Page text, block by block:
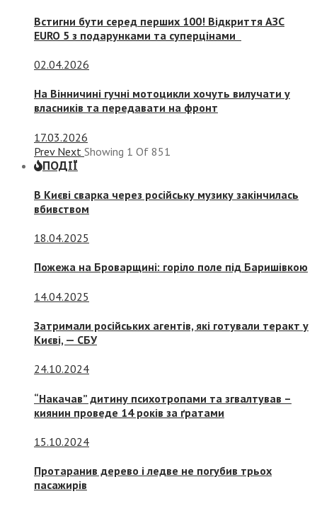
Встигни бути серед перших 100! Відкриття АЗС
EURO 5 з подарунками та суперцінами
02.04.2026
На Вінничині гучні мотоцикли хочуть вилучати у
власників та передавати на фронт
17.03.2026
Prev Next Showing 1 Of 851
ПОДІЇ
В Києві сварка через російську музику закінчилась
вбивством
18.04.2025
Пожежа на Броварщині: горіло поле під Баришівкою
14.04.2025
Затримали російських агентів, які готували теракт у
Києві, — СБУ
24.10.2024
“Накачав” дитину психотропами та згвалтував –
киянин проведе 14 років за ґратами
15.10.2024
Протаранив дерево і ледве не погубив трьох
пасажирів